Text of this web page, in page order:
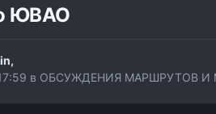
ЮВАО
,
в ОБСУЖДЕНИЯ МАРШРУТОВ И